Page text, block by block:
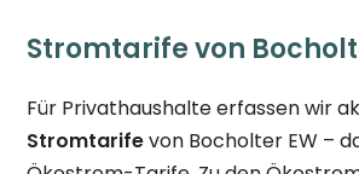
Stromtarife von
Für Privathaushalte erfassen wir
Stromtarifevon Bocholter EW –